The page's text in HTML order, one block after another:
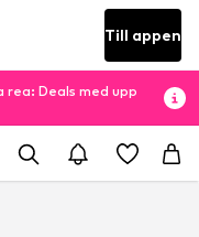
Till appen
rea: Deals med upp